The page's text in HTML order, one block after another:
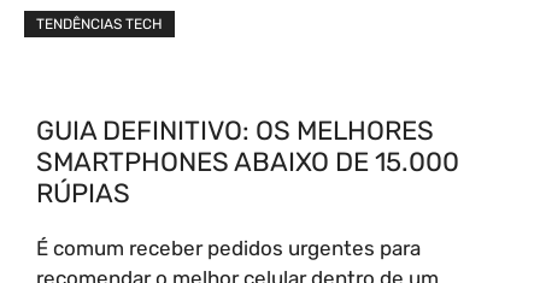
TENDÊNCIAS TECH
GUIA DEFINITIVO: OS MELHORES
SMARTPHONES ABAIXO DE 15.000
RÚPIAS
É comum receber pedidos urgentes para
recomendar o melhor celular dentro de um